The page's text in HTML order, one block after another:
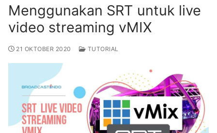
Menggunakan SRT untuk live
video streaming vMIX
21 OKTOBER 2020 TUTORIAL